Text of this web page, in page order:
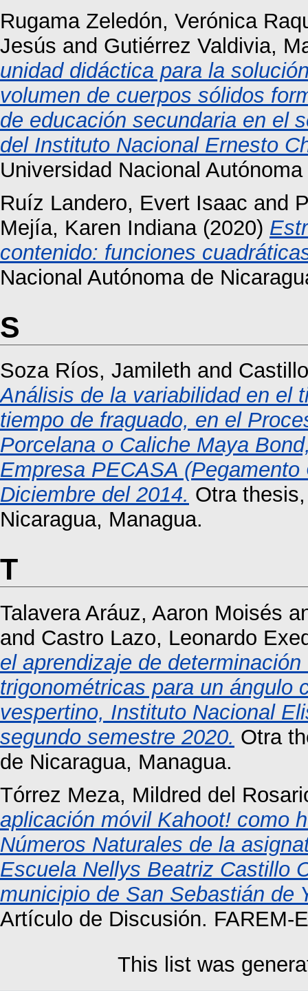
Rugama Zeledón, Verónica
Jesús and Gutiérrez Valdivia,
unidad didáctica para la
volumen de cuerpos sólidos
de educación secundaria en el
del Instituto Nacional Ernesto
Universidad Nacional
Ruíz Landero, Evert Isaac and
Mejía, Karen Indiana(2020)
contenido: funciones
Nacional Autónoma de
S
Soza Ríos, Jamileth and
Análisis de la variabilidad en el
tiempo de fraguado, en el
Porcelana o Caliche Maya
Empresa PECASA
Diciembre del 2014. Otra
Nicaragua, Managua.
T
Talavera Aráuz, Aaron Moisés
and Castro Lazo, Leonardo
el aprendizaje de
trigonométricas para un ángulo
vespertino, Instituto Nacional
segundo semestre 2020. Otra
de Nicaragua, Managua.
Tórrez Meza, Mildred del
aplicación móvil Kahoot! como
Números Naturales de la
Escuela Nellys Beatriz Castillo
municipio de San Sebastián de
Artículo de Discusión. FAREM-
This list was